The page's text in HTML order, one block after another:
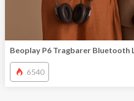
Beoplay P6 Tragbarer
6540